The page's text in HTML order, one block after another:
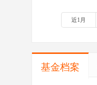
近1月
基金档案